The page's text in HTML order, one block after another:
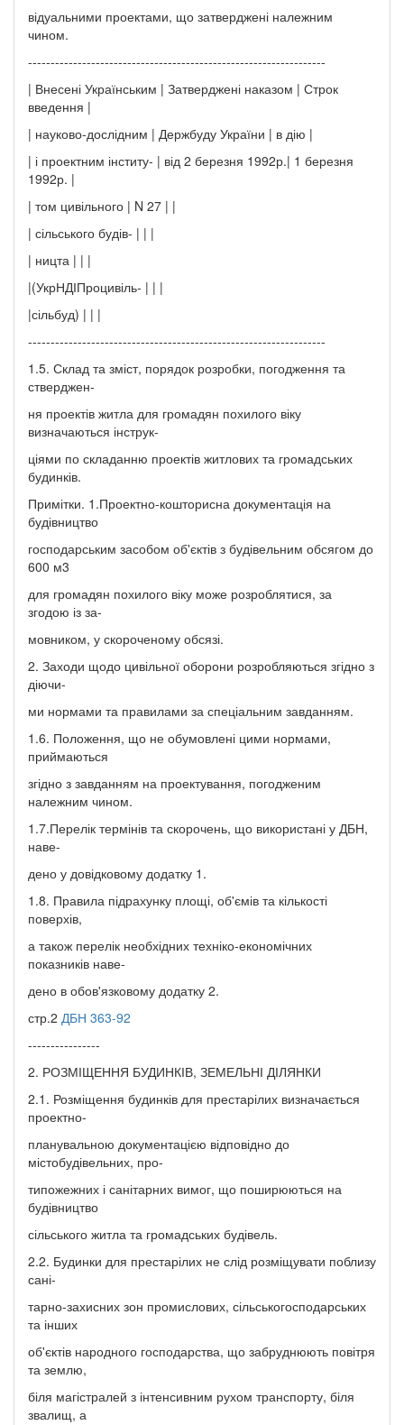
відуальними проектами, що затверджені належним
чином.
------------------------------------------------------------------
| Внесені Українським | Затверджені наказом | Строк
введення |
| науково-дослідним | Держбуду України | в дію |
| і проектним інститу- | від 2 березня 1992р.| 1 березня
1992р. |
| том цивільного | N 27 | |
| сільського будів- | | |
| ницта | | |
|(УкрНДІПроцивіль- | | |
|сільбуд) | | |
------------------------------------------------------------------
1.5. Склад та зміст, порядок розробки, погодження та
стверджен-
ня проектів житла для громадян похилого віку
визначаються інструк-
ціями по складанню проектів житлових та громадських
будинків.
Примітки. 1.Проектно-кошторисна документація на
будівництво
господарським засобом об'єктів з будівельним обсягом до
600 м3
для громадян похилого віку може розроблятися, за
згодою із за-
мовником, у скороченому обсязі.
2. Заходи щодо цивільної оборони розробляються згідно з
діючи-
ми нормами та правилами за спеціальним завданням.
1.6. Положення, що не обумовлені цими нормами,
приймаються
згідно з завданням на проектування, погодженим
належним чином.
1.7.Перелік термінів та скорочень, що використані у ДБН,
наве-
дено у довідковому додатку 1.
1.8. Правила підрахунку площі, об'ємів та кількості
поверхів,
а також перелік необхідних техніко-економічних
показників наве-
дено в обов'язковому додатку 2.
стр.2 ДБН 363-92
----------------
2. РОЗМІЩЕННЯ БУДИНКІВ, ЗЕМЕЛЬНІ ДІЛЯНКИ
2.1. Розміщення будинків для престарілих визначається
проектно-
планувальною документацією відповідно до
містобудівельних, про-
типожежних і санітарних вимог, що поширюються на
будівництво
сільського житла та громадських будівель.
2.2. Будинки для престарілих не слід розміщувати поблизу
сані-
тарно-захисних зон промислових, сільськогосподарських
та інших
об'єктів народного господарства, що забруднюють повітря
та землю,
біля магістралей з інтенсивним рухом транспорту, біля
звалищ, а